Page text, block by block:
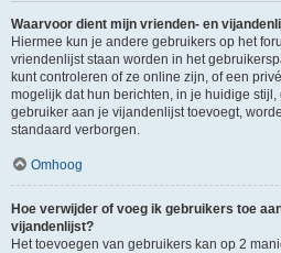
Waarvoor dient mijn vrienden- en
Hiermee kun je andere gebruikers op het
vriendenlijst staan worden in het
kunt controleren of ze online zijn, of een
mogelijk dat hun berichten, in je huidige
gebruiker aan je vijandenlijst toevoegt,
standaard verborgen.
Omhoog
Hoe verwijder of voeg ik gebruikers toe
vijandenlijst?
Het toevoegen van gebruikers kan op 2